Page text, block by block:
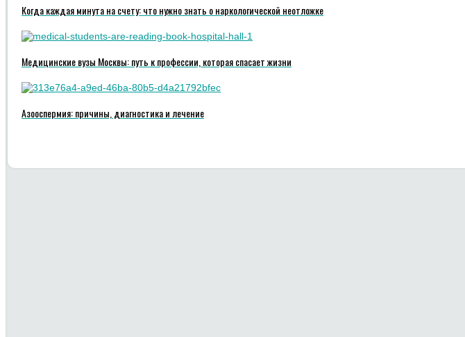
Когда каждая минута на счету: что нужно знать о наркологической неотложке
Медицинские вузы Москвы: путь к профессии, которая спасает жизни
Азооспермия: причины, диагностика и лечение